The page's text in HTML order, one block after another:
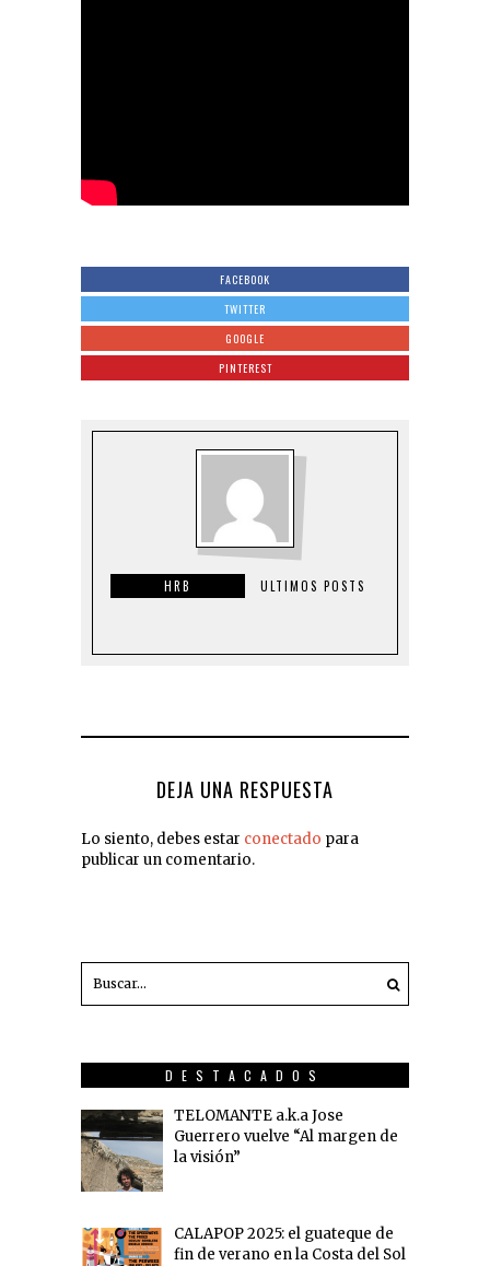
FACEBOOK
TWITTER
GOOGLE
PINTEREST
HRB ULTIMOS POSTS
DEJA UNA RESPUESTA
Lo siento, debes estar conectado para
publicar un comentario.
DESTACADOS
TELOMANTE a.k.a Jose
Guerrero vuelve “Al margen de
la visión”
CALAPOP 2025: el guateque de
fin de verano en la Costa del Sol